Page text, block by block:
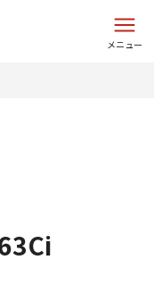
メニュー